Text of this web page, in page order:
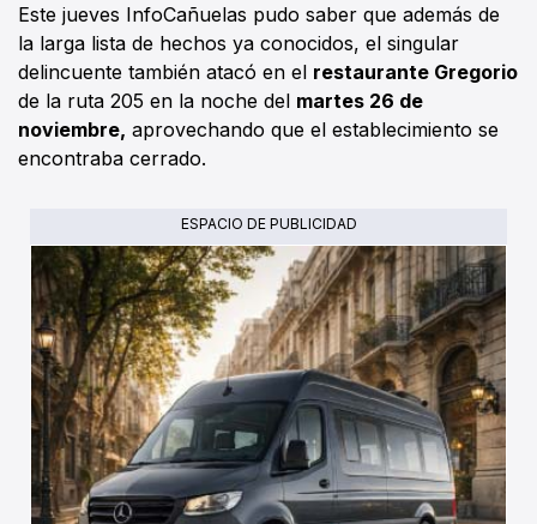
Este jueves InfoCañuelas pudo saber que además de
la larga lista de hechos ya conocidos, el singular
delincuente también atacó en el restaurante Gregorio
de la ruta 205 en la noche del martes 26 de
noviembre, aprovechando que el establecimiento se
encontraba cerrado.
ESPACIO DE PUBLICIDAD